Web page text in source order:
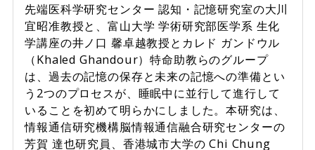
先端医科学研究センター 認知・記憶研究室の大川
宜昭准教授と、富山大学 学術研究部医学系 生化
学講座の井ノ口 馨卓越教授とカレド ガンドウル
（Khaled Ghandour）特命助教らのグループ
は、過去の記憶の保存と未来の記憶への準備とい
う2つのプロセスが、睡眠中に並行して進行して
いることを初めて明らかにしました。本研究は、
情報通信研究機構脳情報通信融合研究センターの
芳賀 達也研究員、香港城市大学の Chi Chung